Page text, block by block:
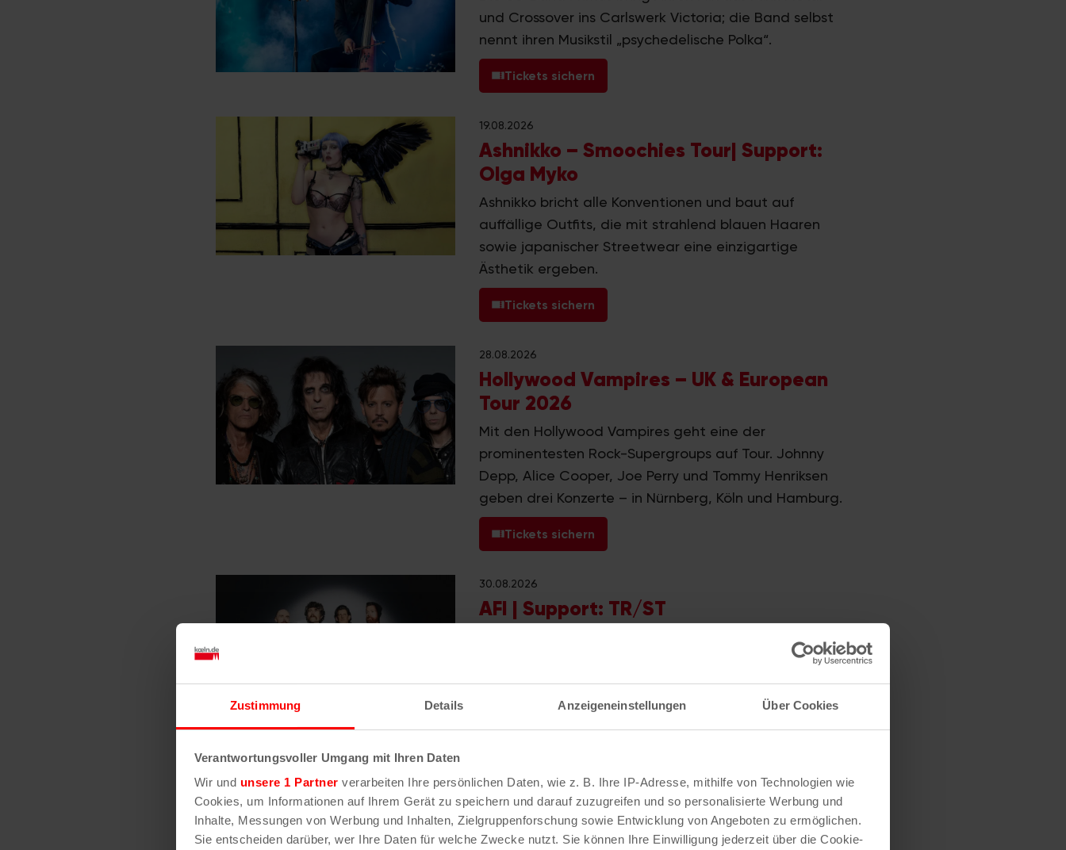
Zustimmung Details Anzeigeneinstellungen Über Cookies
Verantwortungsvoller Umgang mit Ihren Daten
Wir und unsere 1 Partner verarbeiten Ihre persönlichen Daten, wie z. B. Ihre IP-Adresse, mithilfe von Technologien wie
Cookies, um Informationen auf Ihrem Gerät zu speichern und darauf zuzugreifen und so personalisierte Werbung und
Inhalte, Messungen von Werbung und Inhalten, Zielgruppenforschung sowie Entwicklung von Angeboten zu ermöglichen.
Sie entscheiden darüber, wer Ihre Daten für welche Zwecke nutzt. Sie können Ihre Einwilligung jederzeit über die Cookie-
und Crossover ins Carlswerk Victoria; die Band selbst
nennt ihren Musikstil „psychedelische Polka“.
Tickets sichern
19.08.2026
Ashnikko – Smoochies Tour| Support:
Olga Myko
Ashnikko bricht alle Konventionen und baut auf
auffällige Outfits, die mit strahlend blauen Haaren
sowie japanischer Streetwear eine einzigartige
Ästhetik ergeben.
Tickets sichern
28.08.2026
Hollywood Vampires – UK & European
Tour 2026
Mit den Hollywood Vampires geht eine der
prominentesten Rock-Supergroups auf Tour. Johnny
Depp, Alice Cooper, Joe Perry und Tommy Henriksen
geben drei Konzerte – in Nürnberg, Köln und Hamburg.
Tickets sichern
30.08.2026
AFI | Support: TR/ST
ständigen Neuerfindung und hat sich eine treue, fast
kultartige Fangemeinde erarbeitet.
Tickets sichern
1 2 3 … 6 Weiter